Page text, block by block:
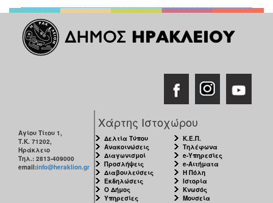
Αγίου Τίτου 1,
Τ.Κ. 71202,
Ηράκλειο
Τηλ.: 2813-409000
email:info@heraklion.gr
Χάρτης Ιστοχώρου
Δελτία Τύπου
Ανακοινώσεις
Διαγωνισμοί
Προσλήψεις
Διαβουλεύσεις
Εκδηλώσεις
Ο Δήμος
Υπηρεσίες
Κ.Ε.Π.
Τηλέφωνα
e-Υπηρεσίες
e-Αιτήματα
Η Πόλη
Ιστορία
Κνωσός
Μουσεία